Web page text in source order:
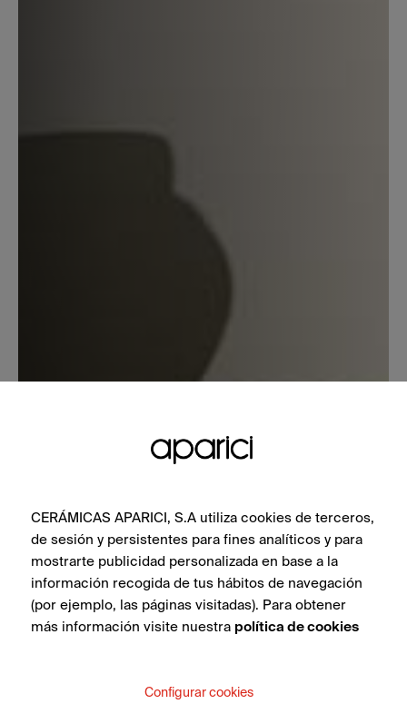
CERÁMICAS APARICI, S.A utiliza cookies de terceros,
de sesión y persistentes para fines analíticos y para
mostrarte publicidad personalizada en base a la
información recogida de tus hábitos de navegación
(por ejemplo, las páginas visitadas). Para obtener
más información visite nuestra política de cookies
Configurar cookies